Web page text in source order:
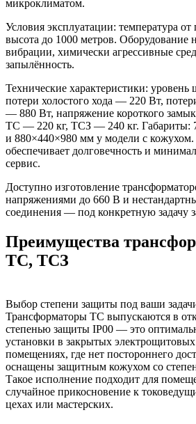
микроклиматом.
Условия эксплуатации: температура
высота до 1000 метров. Оборудование
вибрации, химически агрессивные
запылённость.
Технические характеристики:
потери холостого хода — 220 Вт,
— 880 Вт, напряжение короткого
ТС — 220 кг, ТСЗ — 240 кг. Габариты:
и 880×440×980 мм у модели с кожухом.
обеспечивает долговечность и
сервис.
Доступно изготовление
напряжениями до 660 В и
соединения — под конкретную задачу
Преимущества
ТС, ТСЗ
Выбор степени защиты под ваши
Трансформаторы ТС выпускаются в
степенью защиты IP00 — это
установки в закрытых
помещениях, где нет постороннего
оснащены защитным кожухом со
Такое исполнение подходит для
случайное прикосновение к
цехах или мастерских.